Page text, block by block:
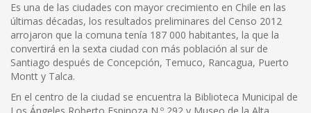
Es una de las ciudades con mayor crecimiento en Chile en las
últimas décadas, los resultados preliminares del Censo 2012
arrojaron que la comuna tenía 187 000 habitantes, la que la
convertirá en la sexta ciudad con más población al sur de
Santiago después de Concepción, Temuco, Rancagua, Puerto
Montt y Talca.
En el centro de la ciudad se encuentra la Biblioteca Municipal de